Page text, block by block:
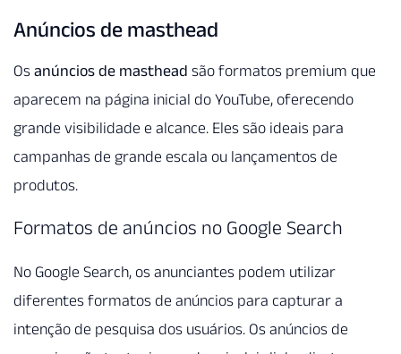
Anúncios de masthead
Os anúncios de masthead são formatos premium que
aparecem na página inicial do YouTube, oferecendo
grande visibilidade e alcance. Eles são ideais para
campanhas de grande escala ou lançamentos de
produtos.
Formatos de anúncios no Google Search
No Google Search, os anunciantes podem utilizar
diferentes formatos de anúncios para capturar a
intenção de pesquisa dos usuários. Os anúncios de